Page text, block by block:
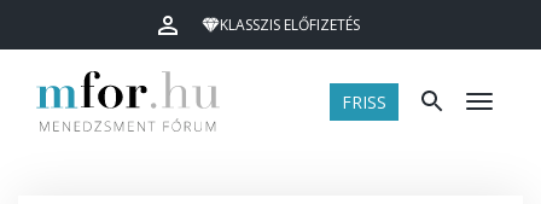
KLASSZIS ELŐFIZETÉS
FRISS Menü